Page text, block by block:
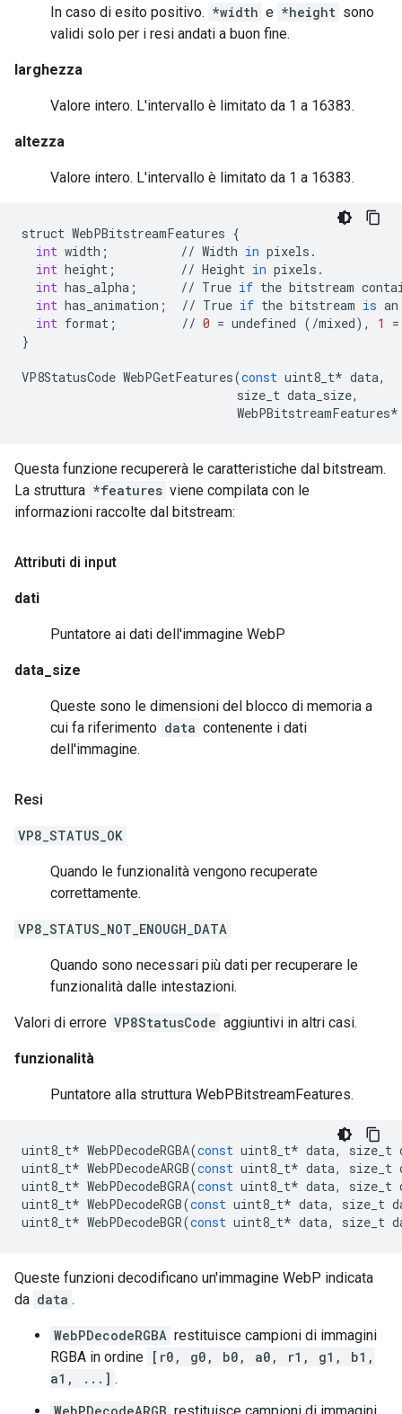
In caso di esito positivo. *width e *height sono
validi solo per i resi andati a buon fine.
larghezza
Valore intero. L'intervallo è limitato da 1 a 16383.
altezza
Valore intero. L'intervallo è limitato da 1 a 16383.
struct WebPBitstreamFeatures {
int width ; // Width in pixels .
int height ; // Height in pixels .
int has_alpha ; // True if the bitstream
int has_animation ; // True if the bitstream is an
int format ; // 0 = undefined ( /mixed), 1
=
}
VP8StatusCode WebPGetFeatures(const uint8_t* data,
size_t data_size,
WebPBitstreamFeatures*
Questa funzione recupererà le caratteristiche dal bitstream.
La struttura *features viene compilata con le
informazioni raccolte dal bitstream:
Attributi di input
dati
Puntatore ai dati dell'immagine WebP
data_size
Queste sono le dimensioni del blocco di memoria a
cui fa riferimento data contenente i dati
dell'immagine.
Resi
VP8_STATUS_OK
Quando le funzionalità vengono recuperate
correttamente.
VP8_STATUS_NOT_ENOUGH_DATA
Quando sono necessari più dati per recuperare le
funzionalità dalle intestazioni.
Valori di errore VP8StatusCode aggiuntivi in altri casi.
funzionalità
Puntatore alla struttura WebPBitstreamFeatures.
uint8_t* WebPDecodeRGBA(const uint8_t* data, size_t
uint8_t* WebPDecodeARGB(const uint8_t* data, size_t
uint8_t* WebPDecodeBGRA(const uint8_t* data, size_t
uint8_t* WebPDecodeRGB(const uint8_t* data, size_t
uint8_t* WebPDecodeBGR(const uint8_t* data, size_t
Queste funzioni decodificano un'immagine WebP indicata
da data .
WebPDecodeRGBA restituisce campioni di immagini
RGBA in ordine [r0, g0, b0, a0, r1, g1, b1,
a1, ...] .